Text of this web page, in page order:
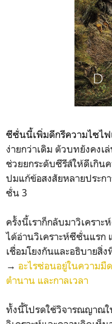
ซีซั่นนี้เพิ่มดีกรีความไซไฟ
ง่ายกว่าเดิม ตัวบทยังคง
ช่วยยกระดับซีรีส์ให้ดีเกิน
ปมแก้ข้อสงสัยหลายประก
ซั่น 3
ครั้งนี้เราก็กลับมาวิเครา
ได้อ่านวิเคราะห์ซีซั่นแรก
เชื่อมโยงกันและอธิบายสิ่
→ อะไรซ่อนอยู่ในความมื
ตำนาน และกาลเวลา
ทั้งนี้โปรดใช้วิจารณญาณใ